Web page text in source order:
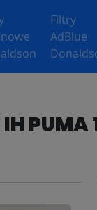
Filtry
AdBlue
PUMA